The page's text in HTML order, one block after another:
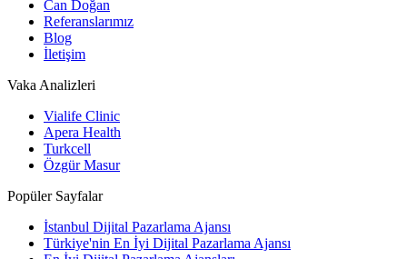
Can Doğan
Referanslarımız
Blog
İletişim
Vaka Analizleri
Vialife Clinic
Apera Health
Turkcell
Özgür Masur
Popüler Sayfalar
İstanbul Dijital Pazarlama Ajansı
Türkiye'nin En İyi Dijital Pazarlama Ajansı